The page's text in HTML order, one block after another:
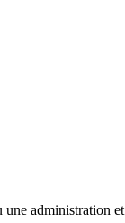
une administration et